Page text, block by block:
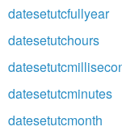
datesetutcfullyear
datesetutchours
datesetutcminutes
datesetutcmonth